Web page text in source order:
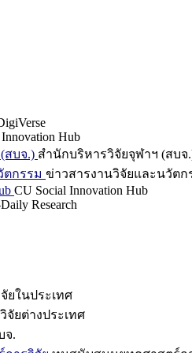
Hub
สบจ.) สำนักบริหารวิจัยจุฬาฯ (สบจ
ตกรรม ข่าวสารงานวิจัยและนวัตก
CU Social Innovation Hub
Research
ยในประเทศ
จัยต่างประเทศ
จ.